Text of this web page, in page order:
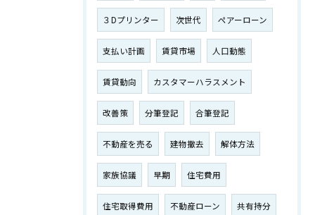
３Dプリンター 次世代 ペアーローン
支払い計画 賃貸市場 人口動態
賃貸動向 カスタマーハラスメント
改善策 分筆登記 合筆登記
不動産を売る 建物撤去 解体方法
家族協議 早期 住宅費用
住宅取得費用 不動産ローン 共有持分